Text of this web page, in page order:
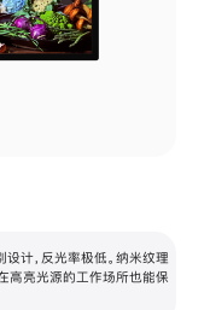
计，反光率极低。纳米纹理
高亮光源的工作场所也能保